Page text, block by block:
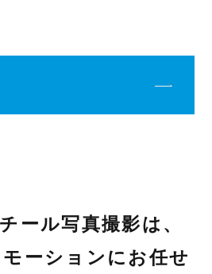
ール写真撮影は、
ーションにお任せ